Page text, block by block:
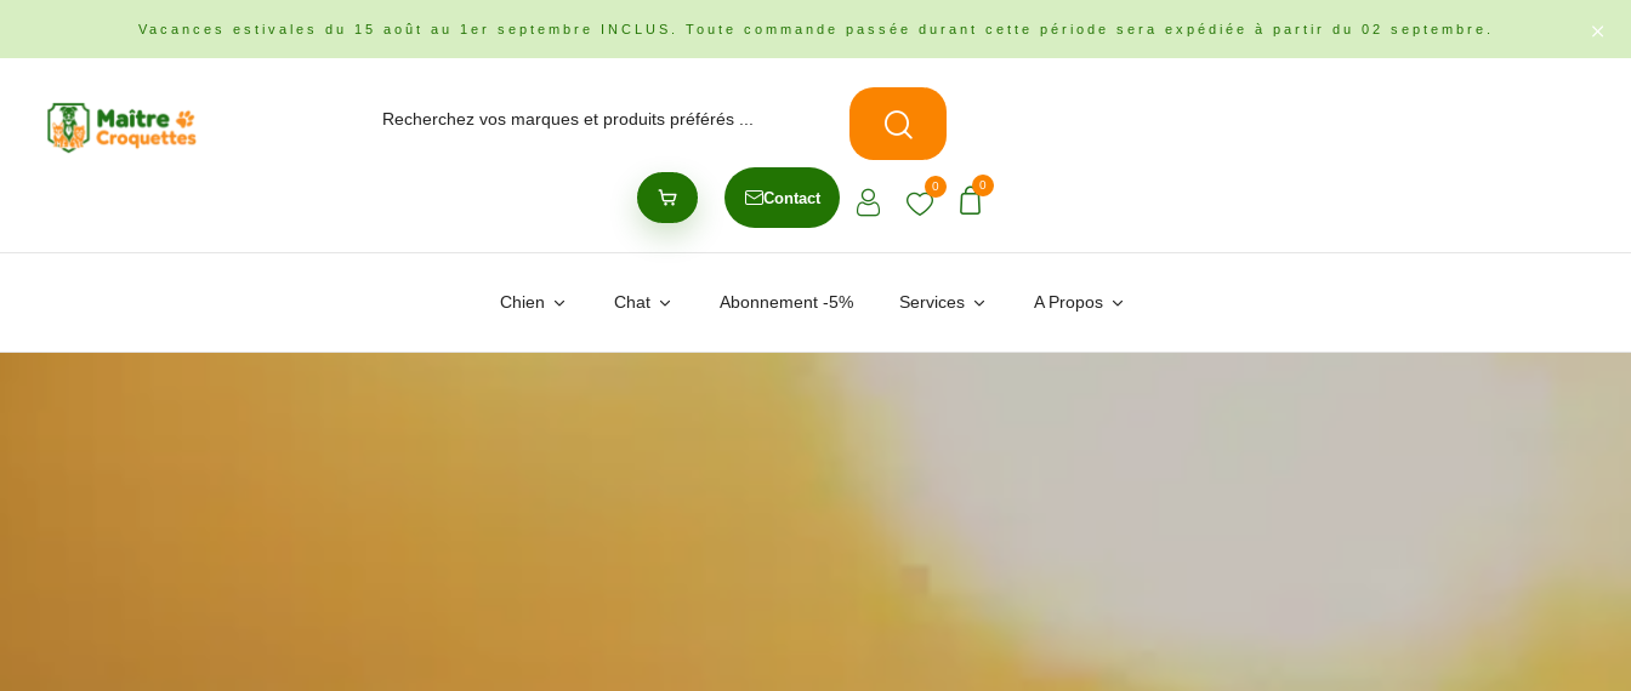
Vacances estivales du 15 août au 1er septembre INCLUS. Toute commande passée durant cette période sera expédiée à partir du 02 septembre.
Contact
0 0
Chien Chat Abonnement -5% Services A Propos